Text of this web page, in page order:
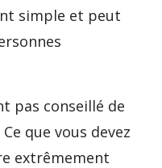
simple et peut
pas conseillé de
que vous devez
extrêmement